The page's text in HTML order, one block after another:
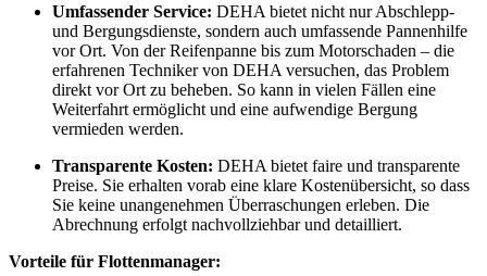
Umfassender Service: DEHA bietet nicht nur Abschlepp-
und Bergungsdienste, sondern auch umfassende Pannenhilfe
vor Ort. Von der Reifenpanne bis zum Motorschaden – die
erfahrenen Techniker von DEHA versuchen, das Problem
direkt vor Ort zu beheben. So kann in vielen Fällen eine
Weiterfahrt ermöglicht und eine aufwendige Bergung
vermieden werden.
Transparente Kosten: DEHA bietet faire und transparente
Preise. Sie erhalten vorab eine klare Kostenübersicht, so dass
Sie keine unangenehmen Überraschungen erleben. Die
Abrechnung erfolgt nachvollziehbar und detailliert.
Vorteile für Flottenmanager: